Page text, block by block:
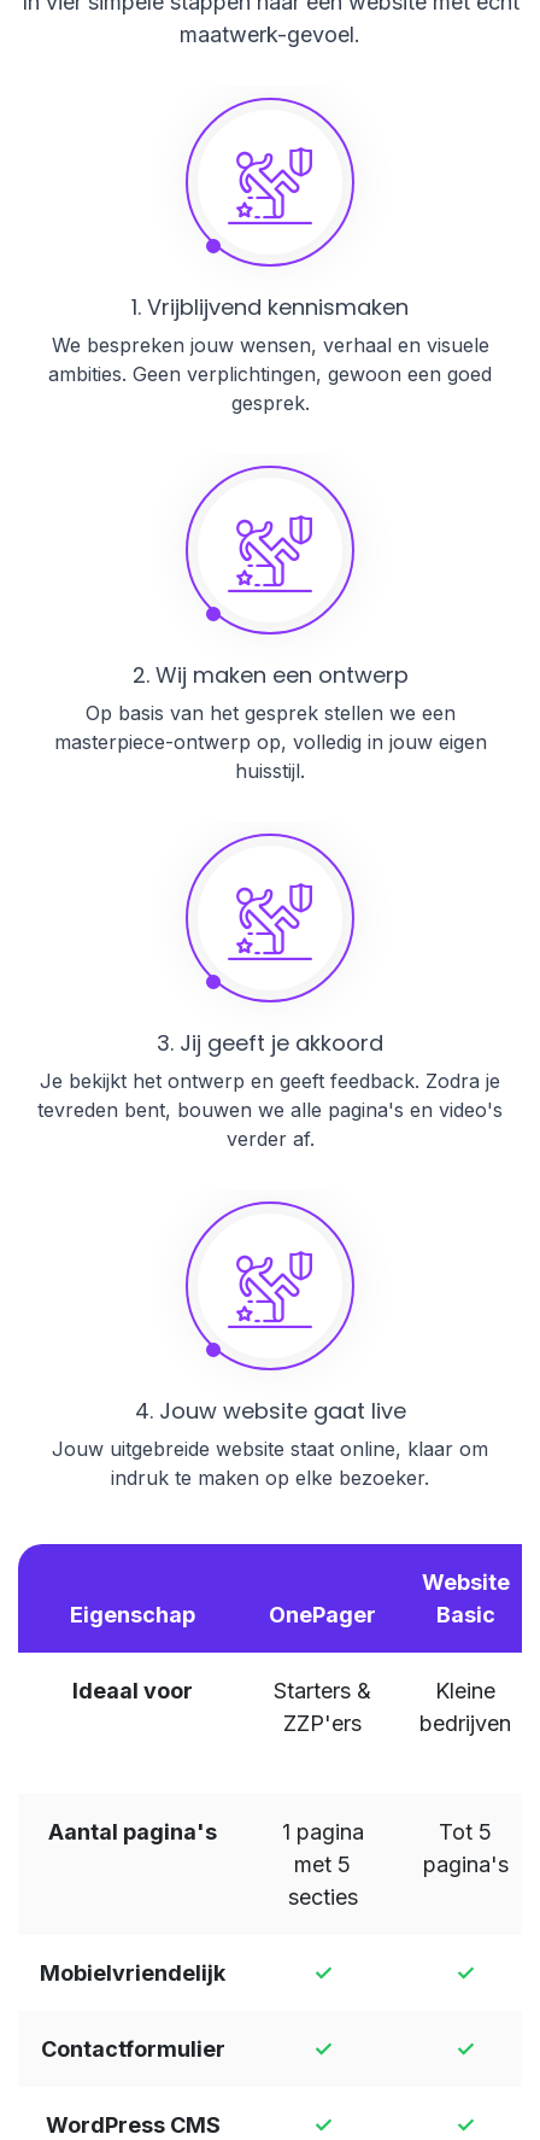
maatwerk-gevoel.
1. Vrijblijvend kennismaken
We bespreken jouw wensen, verhaal en visuele
ambities. Geen verplichtingen, gewoon een goed
gesprek.
2. Wij maken een ontwerp
Op basis van het gesprek stellen we een
masterpiece-ontwerp op, volledig in jouw eigen
huisstijl.
3. Jij geeft je akkoord
Je bekijkt het ontwerp en geeft feedback. Zodra je
tevreden bent, bouwen we alle pagina's en video's
verder af.
4. Jouw website gaat live
Jouw uitgebreide website staat online, klaar om
indruk te maken op elke bezoeker.
Eigenschap OnePager
Website
Basic
Ideaal voor
Starters &
ZZP'ers
Kleine
bedrijven
Aantal pagina's
1 pagina
met 5
secties
Tot 5
pagina's
Mobielvriendelijk ✓ ✓
Contactformulier ✓ ✓
WordPress CMS ✓ ✓